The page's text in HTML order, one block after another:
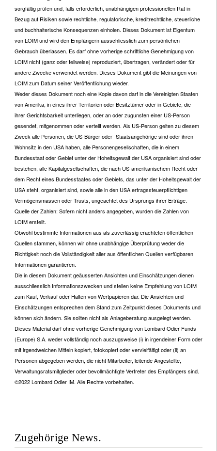
sorgfältig prüfen und, falls erforderlich, unabhängigen professionellen Rat in
Bezug auf Risiken sowie rechtliche, regulatorische, kreditrechtliche, steuerliche
und buchhalterische Konsequenzen einholen. Dieses Dokument ist Eigentum
von LOIM und wird den Empfängern ausschliesslich zum persönlichen
Gebrauch überlassen. Es darf ohne vorherige schriftliche Genehmigung von
LOIM nicht (ganz oder teilweise) reproduziert, übertragen, verändert oder für
andere Zwecke verwendet werden. Dieses Dokument gibt die Meinungen von
LOIM zum Datum seiner Veröffentlichung wieder.
Weder dieses Dokument noch eine Kopie davon darf in die Vereinigten Staaten
von Amerika, in eines ihrer Territorien oder Besitztümer oder in Gebiete, die
ihrer Gerichtsbarkeit unterliegen, oder an oder zugunsten einer US-Person
gesendet, mitgenommen oder verteilt werden. Als US-Person gelten zu diesem
Zweck alle Personen, die US-Bürger oder -Staatsangehörige sind oder ihren
Wohnsitz in den USA haben, alle Personengesellschaften, die in einem
Bundesstaat oder Gebiet unter der Hoheitsgewalt der USA organisiert sind oder
bestehen, alle Kapitalgesellschaften, die nach US-amerikanischem Recht oder
dem Recht eines Bundesstaates oder Gebiets, das unter der Hoheitsgewalt der
USA steht, organisiert sind, sowie alle in den USA ertragssteuerpflichtigen
Vermögensmassen oder Trusts, ungeachtet des Ursprungs ihrer Erträge.
Quelle der Zahlen: Sofern nicht anders angegeben, wurden die Zahlen von
LOIM erstellt.
Obwohl bestimmte Informationen aus als zuverlässig erachteten öffentlichen
Quellen stammen, können wir ohne unabhängige Überprüfung weder die
Richtigkeit noch die Vollständigkeit aller aus öffentlichen Quellen verfügbaren
Informationen garantieren.
Die in diesem Dokument geäusserten Ansichten und Einschätzungen dienen
ausschliesslich Informationszwecken und stellen keine Empfehlung von LOIM
zum Kauf, Verkauf oder Halten von Wertpapieren dar. Die Ansichten und
Einschätzungen entsprechen dem Stand zum Zeitpunkt dieses Dokuments und
können sich ändern. Sie sollten nicht als Anlageberatung ausgelegt werden.
Dieses Material darf ohne vorherige Genehmigung von Lombard Odier Funds
(Europe) S.A. weder vollständig noch auszugsweise (i) in irgendeiner Form oder
mit irgendwelchen Mitteln kopiert, fotokopiert oder vervielfältigt oder (ii) an
Personen abgegeben werden, die nicht Mitarbeiter, leitende Angestellte,
Verwaltungsratsmitglieder oder bevollmächtigte Vertreter des Empfängers sind.
©2022 Lombard Odier IM. Alle Rechte vorbehalten.
Zugehörige News.